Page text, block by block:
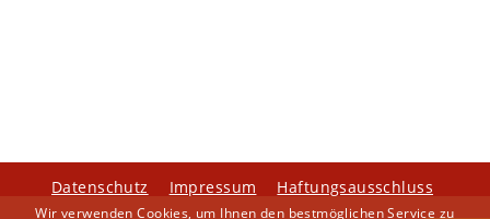
Datenschutz Impressum
Haftungsausschluss
Wir verwenden Cookies, um Ihnen den bestmöglichen Service zu